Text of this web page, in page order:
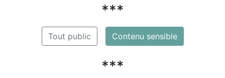
***
Tout public Contenu sensible
***